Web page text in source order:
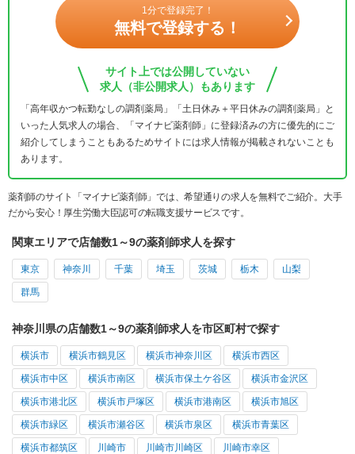
1分で登録完了！
無料で登録する！
サイト上では公開していない
求人（非公開求人）もあります
「高年収かつ転勤なしの調剤薬局」「土日休み＋平日休みの調剤薬局」と
いった人気求人の場合、「マイナビ薬剤師」に登録済みの方に優先的にご
紹介してしまうこともあるためサイトには求人情報が掲載されないことも
あります。
薬剤師のサイト「マイナビ薬剤師」では、希望通りの求人を無料でご紹介。大手
だから安心！厚生労働大臣認可の転職支援サービスです。
関東エリアで店舗数1～9の薬剤師求人を探す
東京 神奈川 千葉 埼玉 茨城 栃木 山梨
群馬
神奈川県の店舗数1～9の薬剤師求人を市区町村で探す
横浜市 横浜市鶴見区 横浜市神奈川区 横浜市西区
横浜市中区 横浜市南区 横浜市保土ケ谷区 横浜市金沢区
横浜市港北区 横浜市戸塚区 横浜市港南区 横浜市旭区
横浜市緑区 横浜市瀬谷区 横浜市泉区 横浜市青葉区
横浜市都筑区 川崎市 川崎市川崎区 川崎市幸区